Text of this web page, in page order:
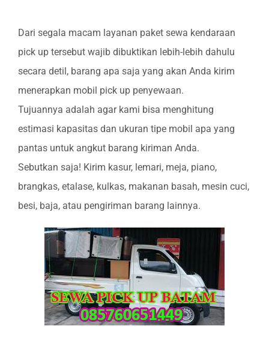
Dari segala macam layanan paket sewa kendaraan
pick up tersebut wajib dibuktikan lebih-lebih dahulu
secara detil, barang apa saja yang akan Anda kirim
menerapkan mobil pick up penyewaan.
Tujuannya adalah agar kami bisa menghitung
estimasi kapasitas dan ukuran tipe mobil apa yang
pantas untuk angkut barang kiriman Anda.
Sebutkan saja! Kirim kasur, lemari, meja, piano,
brangkas, etalase, kulkas, makanan basah, mesin cuci,
besi, baja, atau pengiriman barang lainnya.